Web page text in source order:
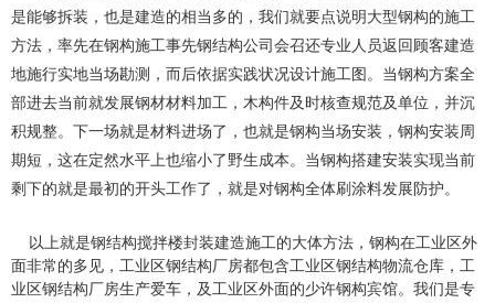
是能够拆装，也是建造的相当多的，我们就要点说明大型钢构的施工
方法，率先在钢构施工事先钢结构公司会召还专业人员返回顾客建造
地施行实地当场勘测，而后依据实践状况设计施工图。当钢构方案全
部进去当前就发展钢材材料加工，木构件及时核查规范及单位，并沉
积规整。下一场就是材料进场了，也就是钢构当场安装，钢构安装周
期短，这在定然水平上也缩小了野生成本。当钢构搭建安装实现当前
剩下的就是最初的开头工作了，就是对钢构全体刷涂料发展防护。
以上就是钢结构搅拌楼封装建造施工的大体方法，钢构在工业区外
面非常的多见，工业区钢结构厂房都包含工业区钢结构物流仓库，工
业区钢结构厂房生产爱车，及工业区外面的少许钢构宾馆。我们是专